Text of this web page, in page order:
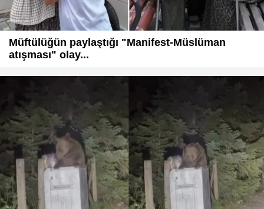
Müftülüğün paylaştığı "Manifest-Müslüman
atışması" olay...